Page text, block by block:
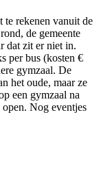
te rekenen vanuit de
de gemeente
dat zit er niet in.
per bus (kosten €
gymzaal. De
het oude, maar ze
een gymzaal na
Nog eventjes